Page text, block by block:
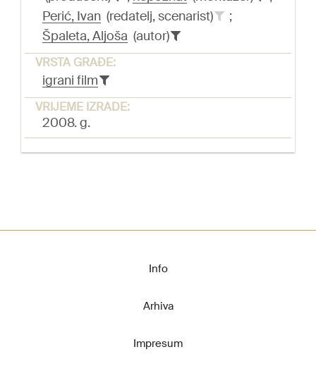
Perić, Ivan (redatelj, scenarist)
;
Špaleta, Aljoša (autor)
VRSTA GRAĐE:
igrani film
VRIJEME IZRADE:
2008. g.
Info
Arhiva
Impresum